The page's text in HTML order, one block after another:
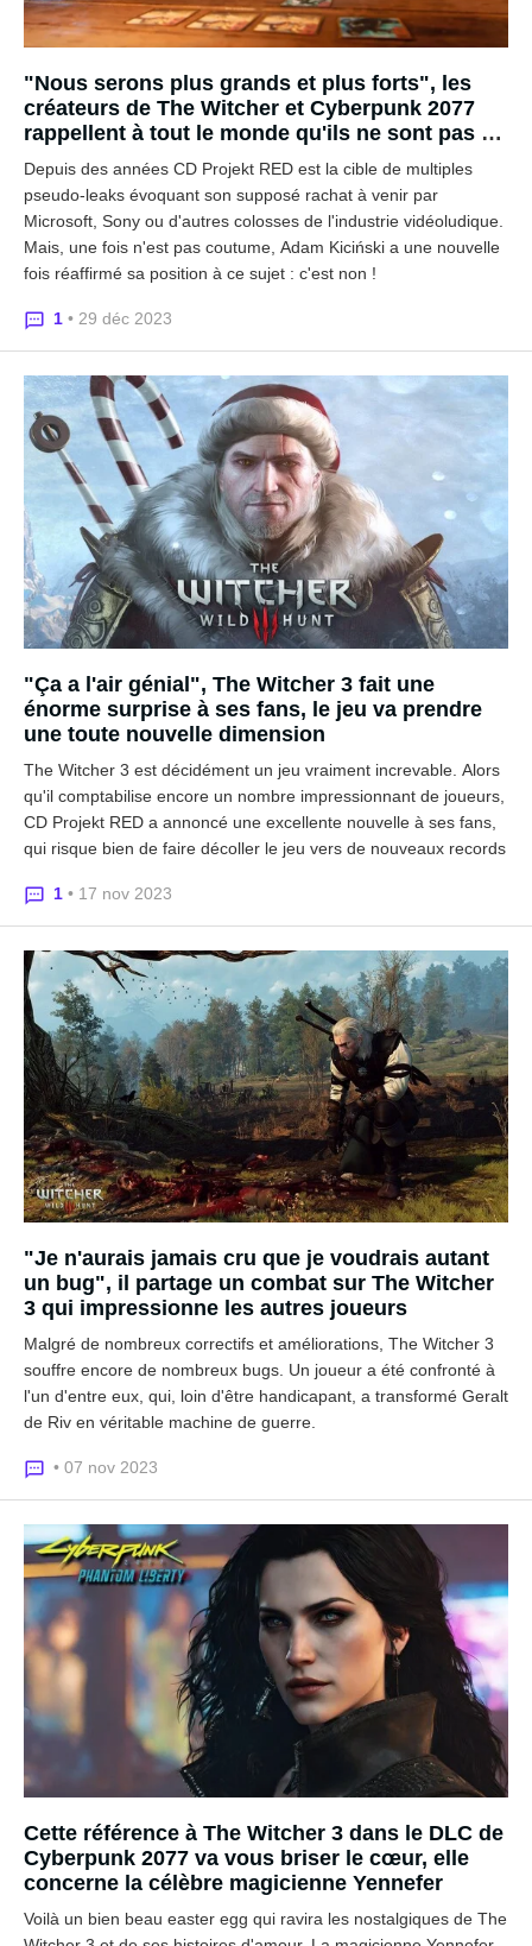
"Nous serons plus grands et plus forts", les
créateurs de The Witcher et Cyberpunk 2077
rappellent à tout le monde qu'ils ne sont pas à
vendre
Depuis des années CD Projekt RED est la cible de multiples
pseudo-leaks évoquant son supposé rachat à venir par
Microsoft, Sony ou d'autres colosses de l'industrie vidéoludique.
Mais, une fois n'est pas coutume, Adam Kiciński a une nouvelle
fois réaffirmé sa position à ce sujet : c'est non !
1 • 29 déc 2023
"Ça a l'air génial", The Witcher 3 fait une
énorme surprise à ses fans, le jeu va prendre
une toute nouvelle dimension
The Witcher 3 est décidément un jeu vraiment increvable. Alors
qu'il comptabilise encore un nombre impressionnant de joueurs,
CD Projekt RED a annoncé une excellente nouvelle à ses fans,
qui risque bien de faire décoller le jeu vers de nouveaux records
1 • 17 nov 2023
"Je n'aurais jamais cru que je voudrais autant
un bug", il partage un combat sur The Witcher
3 qui impressionne les autres joueurs
Malgré de nombreux correctifs et améliorations, The Witcher 3
souffre encore de nombreux bugs. Un joueur a été confronté à
l'un d'entre eux, qui, loin d'être handicapant, a transformé Geralt
de Riv en véritable machine de guerre.
• 07 nov 2023
Cette référence à The Witcher 3 dans le DLC de
Cyberpunk 2077 va vous briser le cœur, elle
concerne la célèbre magicienne Yennefer
Voilà un bien beau easter egg qui ravira les nostalgiques de The